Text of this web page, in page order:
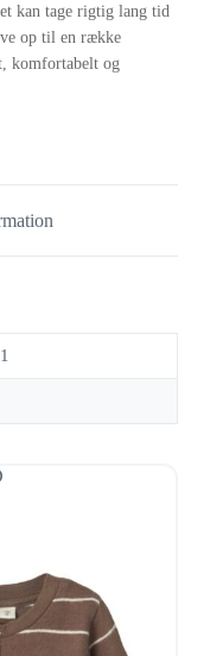
kan tage rigtig lang tid
op til en række
komfortabelt og